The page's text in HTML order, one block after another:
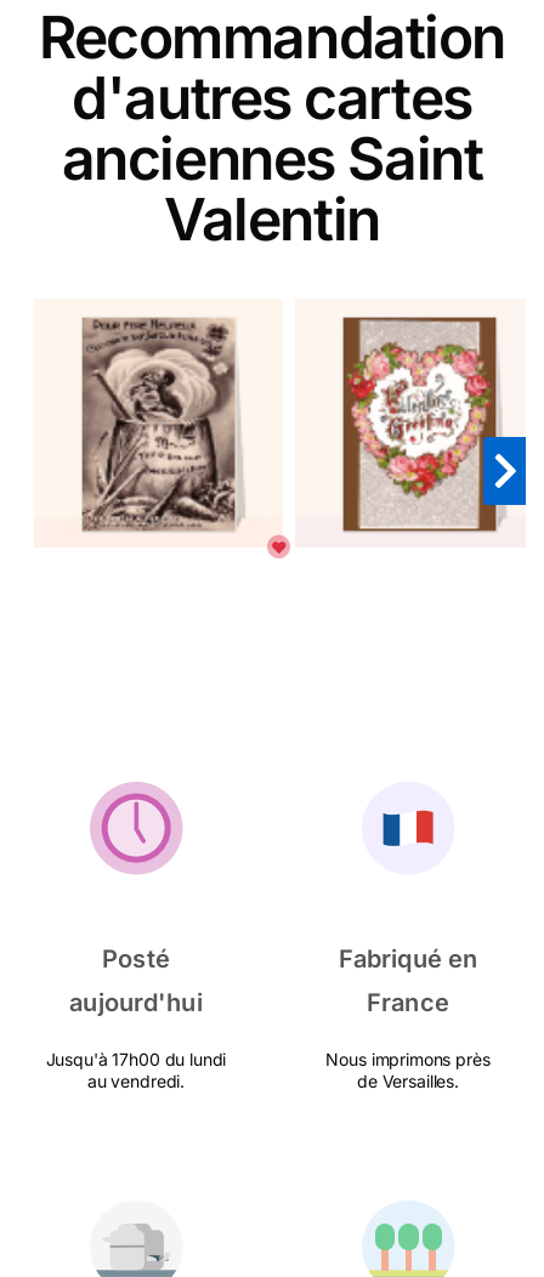
Recommandation
d'autres cartes
anciennes Saint
Valentin
Posté
aujourd'hui
Jusqu'à 17h00 du lundi
au vendredi.
Fabriqué en
France
Nous imprimons près
de Versailles.